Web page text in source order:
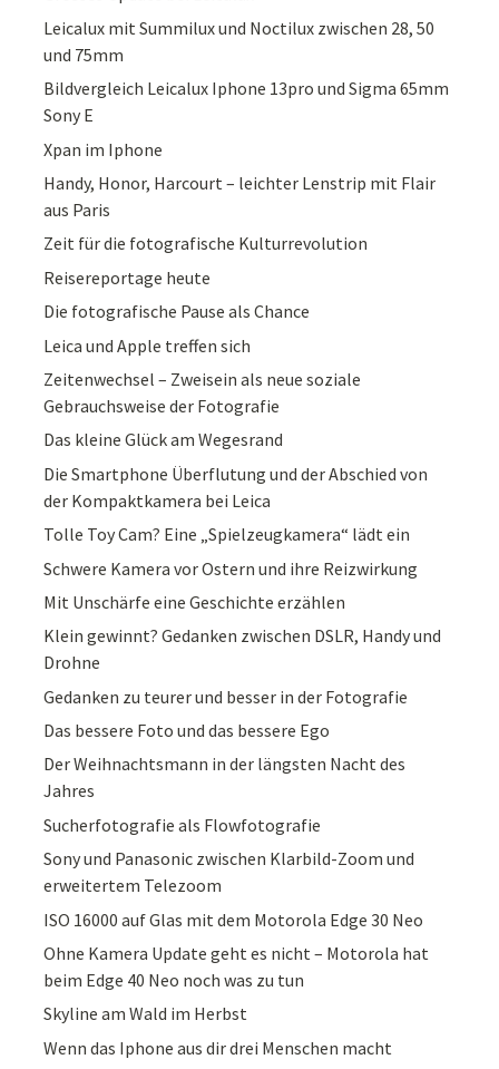
Leicalux mit Summilux und Noctilux zwischen 28, 50
und 75mm
Bildvergleich Leicalux Iphone 13pro und Sigma 65mm
Sony E
Xpan im Iphone
Handy, Honor, Harcourt – leichter Lenstrip mit Flair
aus Paris
Zeit für die fotografische Kulturrevolution
Reisereportage heute
Die fotografische Pause als Chance
Leica und Apple treffen sich
Zeitenwechsel – Zweisein als neue soziale
Gebrauchsweise der Fotografie
Das kleine Glück am Wegesrand
Die Smartphone Überflutung und der Abschied von
der Kompaktkamera bei Leica
Tolle Toy Cam? Eine „Spielzeugkamera“ lädt ein
Schwere Kamera vor Ostern und ihre Reizwirkung
Mit Unschärfe eine Geschichte erzählen
Klein gewinnt? Gedanken zwischen DSLR, Handy und
Drohne
Gedanken zu teurer und besser in der Fotografie
Das bessere Foto und das bessere Ego
Der Weihnachtsmann in der längsten Nacht des
Jahres
Sucherfotografie als Flowfotografie
Sony und Panasonic zwischen Klarbild-Zoom und
erweitertem Telezoom
ISO 16000 auf Glas mit dem Motorola Edge 30 Neo
Ohne Kamera Update geht es nicht – Motorola hat
beim Edge 40 Neo noch was zu tun
Skyline am Wald im Herbst
Wenn das Iphone aus dir drei Menschen macht